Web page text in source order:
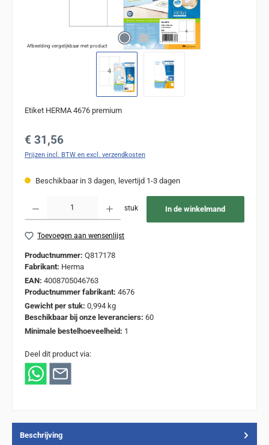
Afbeelding vergelijkbaar met product
Etiket HERMA 4676 premium
Normale prijs:
€ 31,56
Prijzen incl. BTW en excl. verzendkosten
Beschikbaar in 3 dagen, levertijd 1-3 dagen
stuk In de winkelmand
Toevoegen aan wensenlijst
Productnummer: Q817178
Fabrikant: Herma
EAN: 4008705046763
Productnummer fabrikant: 4676
Gewicht per stuk: 0,994 kg
Beschikbaar bij onze leveranciers: 60
Minimale bestelhoeveelheid: 1
Deel dit product via:
Beschrijving